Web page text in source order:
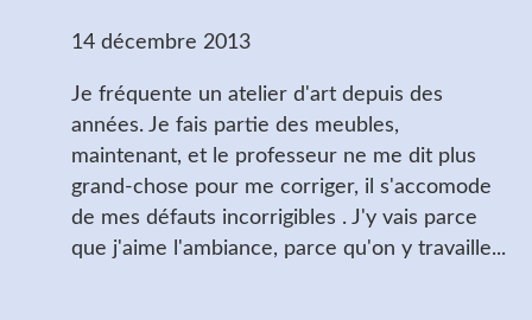
14 décembre 2013
Je fréquente un atelier d'art depuis des
années. Je fais partie des meubles,
maintenant, et le professeur ne me dit plus
grand-chose pour me corriger, il s'accomode
de mes défauts incorrigibles . J'y vais parce
que j'aime l'ambiance, parce qu'on y travaille...